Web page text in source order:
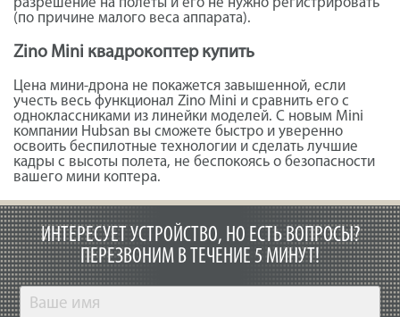
(по причине малого веса аппарата).
Zino Mini квадрокоптер купить
Цена мини-дрона не покажется завышенной, если
учесть весь функционал Zino Mini и сравнить его с
одноклассниками из линейки моделей. С новым Mini
компании Hubsan вы сможете быстро и уверенно
освоить беспилотные технологии и сделать лучшие
кадры с высоты полета, не беспокоясь о безопасности
вашего мини коптера.
ИНТЕРЕСУЕТ УСТРОЙСТВО, НО ЕСТЬ ВОПРОСЫ?
ПЕРЕЗВОНИМ В ТЕЧЕНИЕ 5 МИНУТ!